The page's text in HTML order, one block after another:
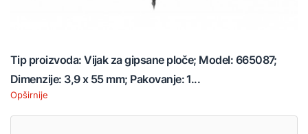
Tip proizvoda: Vijak za gipsane ploče; Model: 665087;
Dimenzije: 3,9 x 55 mm; Pakovanje: 1...
Opširnije